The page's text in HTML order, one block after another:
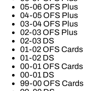
05-06 OFS Plus
04-05 OFS Plus
03-04 OFS Plus
02-03 OFS Plus
02-03 DS
01-02 OFS Cards
01-02 DS
00-01 OFS Cards
00-01 DS
99-00 OFS Cards